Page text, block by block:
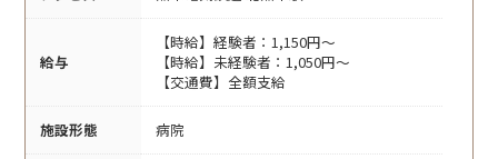
給与
【時給】経験者：1,150円～
【時給】未経験者：1,050円～
【交通費】全額支給
施設形態 病院